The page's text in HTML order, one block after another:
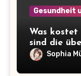
Gesundheit
Was
sind die
Wunsch-
Sophia